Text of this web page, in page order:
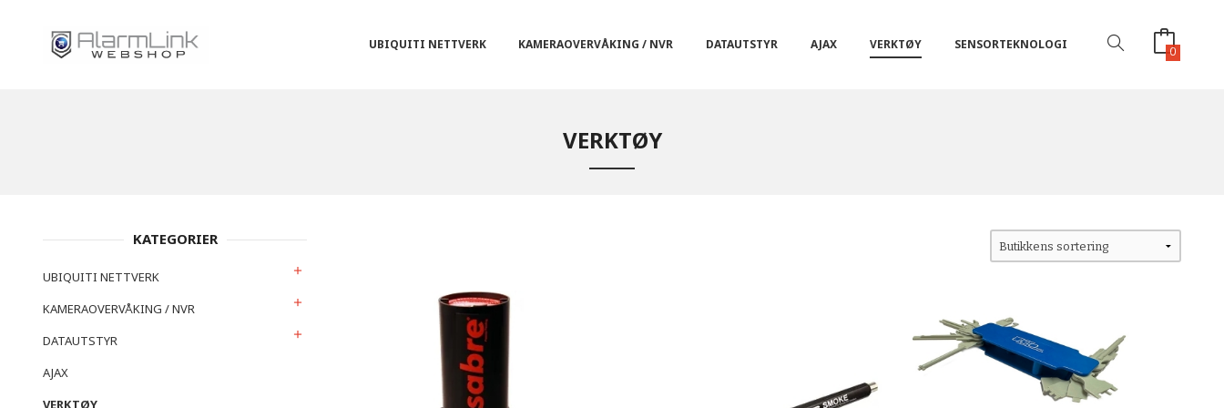
UBIQUITI NETTVERK KAMERAOVERVÅKING / NVR DATAUTSTYR AJAX VERKTØY SENSORTEKNOLOGI 0
VERKTØY
KATEGORIER
UBIQUITI NETTVERK
KAMERAOVERVÅKING / NVR
DATAUTSTYR
AJAX